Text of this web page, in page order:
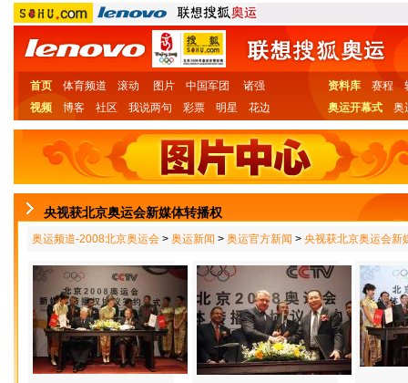
首页 体育频道 滚动 图片 中国军团
诸强
视频
博客 社区 我说两句 彩票 明星 花边
资料库 赛程
奥运开幕式
奥
央视获北京奥运会新媒体转播权
奥运频道-2008北京奥运会 > 奥运新闻 > 奥运官方新闻 > 央视获北京奥运会新